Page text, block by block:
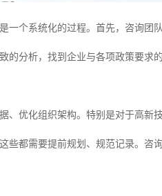
一个系统化的过程。首先，咨询团
的分析，找到企业与各项政策要求
优化组织架构。特别是对于高新
些都需要提前规划、规范记录。咨